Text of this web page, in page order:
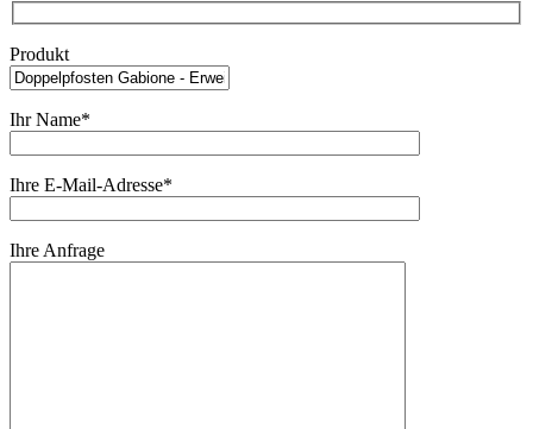
Produkt
Ihr Name*
Ihre E-Mail-Adresse*
Ihre Anfrage